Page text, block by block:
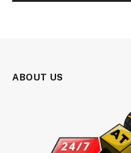
ABOUT US